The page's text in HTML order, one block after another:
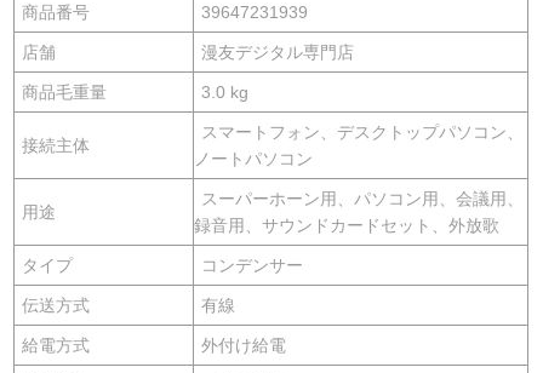
商品番号 39647231939
店舗 漫友デジタル専門店
商品毛重量 3.0 kg
接続主体
スマートフォン、デスクトップパソコン、
ノートパソコン
用途
スーパーホーン用、パソコン用、会議用、
録音用、サウンドカードセット、外放歌
タイプ コンデンサー
伝送方式 有線
給電方式 外付け給電